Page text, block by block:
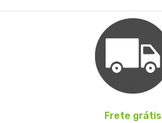
Frete grátis